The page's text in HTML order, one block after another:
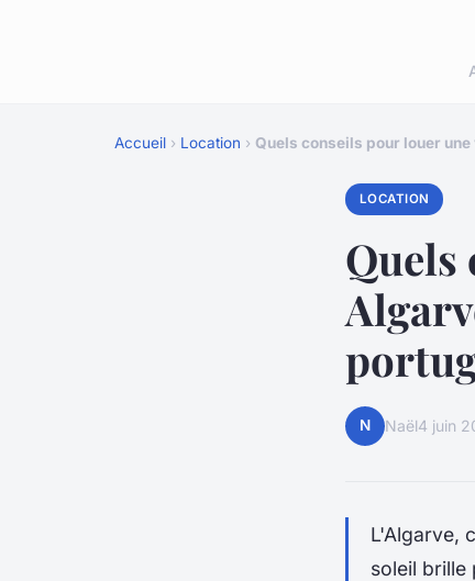
Accueil › Location › Quels conseils pour louer
LOCATION
Quels
N Naël4 juin
L'Algarve,
soleil brille